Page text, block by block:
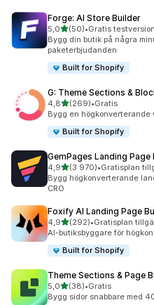
Forge: AI Store Builder
5,0av 5 stjärnor
(50)
50 recensioner totalt
•Gratis
Bygg din butik på några
paketerbjudanden
Built for Shopify
G: Theme Sections &
4,8av 5 stjärnor
(269)
269 recensioner totalt
•Gratis
Bygg en
Built for Shopify
GemPages Landing Page
4,9av 5 stjärnor
(3 970)
3970 recensioner totalt
•Gratisplan
Bygg högkonverterande
CRO
Foxify AI Landing Page
4,9av 5 stjärnor
(292)
292 recensioner totalt
•Gratisplan
AI-butiksbyggare för
Built for Shopify
Theme Sections & Page
5,0av 5 stjärnor
(38)
38 recensioner totalt
•Gratis
Bygg sidor snabbare med